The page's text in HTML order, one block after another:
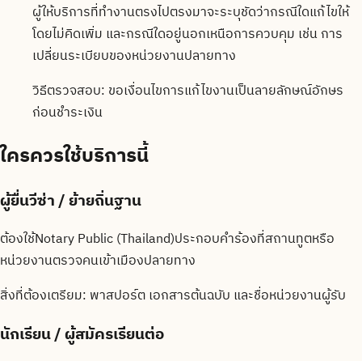
ผู้ให้บริการที่ทำงานตรงไปตรงมาจะระบุชัดว่ากรณีใดแก้ไขให้
โดยไม่คิดเพิ่ม และกรณีใดอยู่นอกเหนือการควบคุม เช่น การ
เปลี่ยนระเบียบของหน่วยงานปลายทาง
วิธีตรวจสอบ: ขอเงื่อนไขการแก้ไขงานเป็นลายลักษณ์อักษร
ก่อนชำระเงิน
ใครควรใช้บริการนี้
ผู้ยื่นวีซ่า / ย้ายถิ่นฐาน
ต้องใช้Notary Public (Thailand)ประกอบคำร้องที่สถานทูตหรือ
หน่วยงานตรวจคนเข้าเมืองปลายทาง
สิ่งที่ต้องเตรียม: พาสปอร์ต เอกสารต้นฉบับ และชื่อหน่วยงานผู้รับ
นักเรียน / ผู้สมัครเรียนต่อ